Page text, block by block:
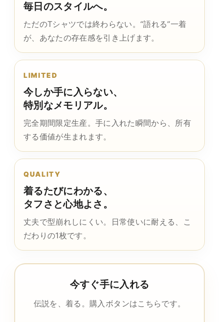
毎日のスタイルへ。
ただのTシャツでは終わらない。“語れる”一着
が、あなたの存在感を引き上げます。
LIMITED
今しか手に入らない、
特別なメモリアル。
完全期間限定生産。手に入れた瞬間から、所有
する価値が生まれます。
QUALITY
着るたびにわかる、
タフさと心地よさ。
丈夫で型崩れしにくい。日常使いに耐える、こ
だわりの1枚です。
今すぐ手に入れる
伝説を、着る。購入ボタンはこちらです。